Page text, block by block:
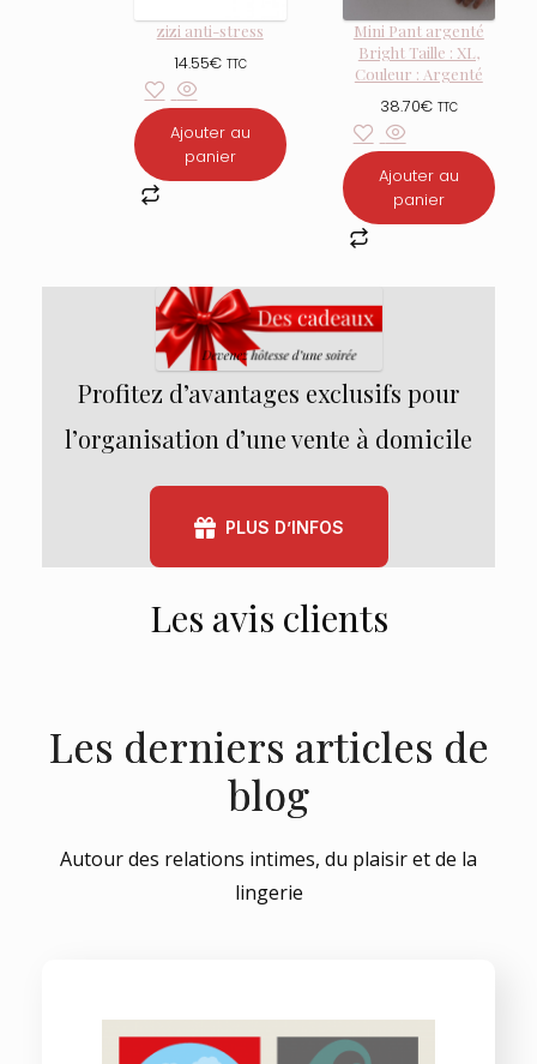
zizi anti-stress
14.55€ TTC
Ajouter au
panier
Mini Pant argenté
Bright Taille : XL,
Couleur : Argenté
38.70€ TTC
Ajouter au
panier
Profitez d’avantages exclusifs pour
l’organisation d’une vente à domicile
PLUS D’INFOS
Les avis clients
Les derniers articles de
blog
Autour des relations intimes, du plaisir et de la
lingerie